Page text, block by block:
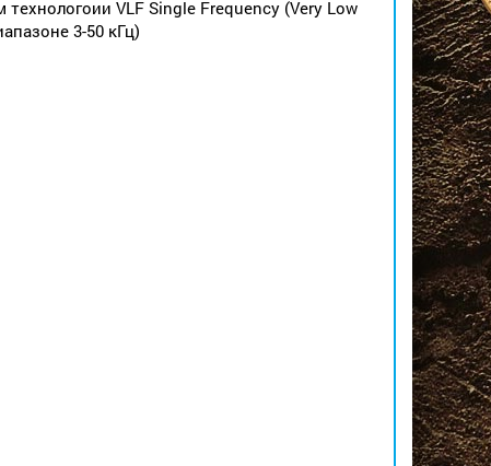
VLF Single Frequency (Very Low
3-50 кГц)